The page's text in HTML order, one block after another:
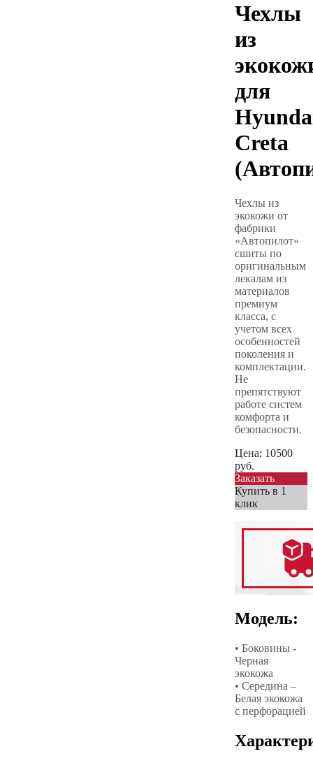
Чехлы
из
для
Creta
Чехлы из
экокожи от
фабрики
«Автопилот»
сшиты по
оригинальным
лекалам из
материалов
премиум
класса, с
учетом всех
особенностей
поколения и
комплектации.
Не
препятствуют
работе систем
комфорта и
безопасности.
Цена: 10500
руб.
Заказать
Купить в 1
клик
Модель:
• Боковины -
Черная
экокожа
• Середина –
Белая экокожа
с перфорацией